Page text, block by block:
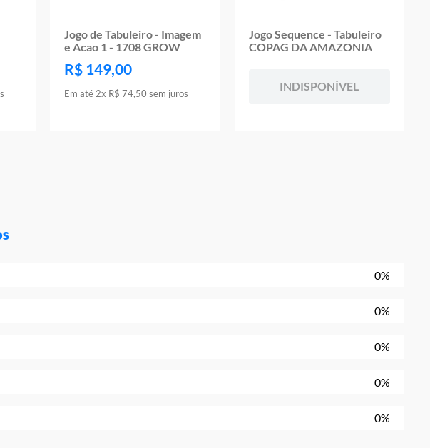
Jogo de Tabuleiro - Imagem
e Acao 1 - 1708 GROW
R$ 149,00
Em até 2x R$ 74,50 sem juros
Jogo Sequence - Tabuleiro
COPAG DA AMAZONIA
INDISPONÍVEL
0%
0%
0%
0%
0%